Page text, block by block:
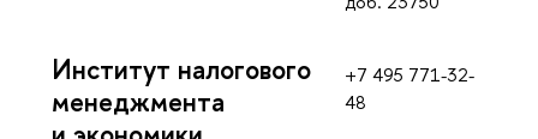
Институт налогового
менеджмента
+7 495 771-32-
48